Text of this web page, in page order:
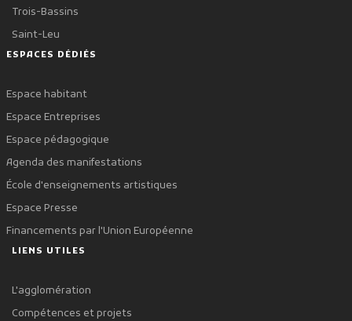
Trois-Bassins
Saint-Leu
ESPACES DÉDIÉS
Espace habitant
Espace Entreprises
Espace pédagogique
Agenda des manifestations
École d'enseignements artistiques
Espace Presse
Financements par l'Union Européenne
LIENS UTILES
L'agglomération
Compétences et projets